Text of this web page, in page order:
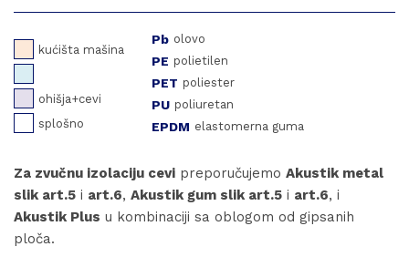
kućišta mašina
ohišja+cevi
splošno
Pb olovo
PE polietilen
PET poliester
PU poliuretan
EPDM elastomerna guma
Za zvučnu izolaciju cevi preporučujemo Akustik metal
slik art.5 i art.6, Akustik gum slik art.5 i art.6, i
Akustik Plus u kombinaciji sa oblogom od gipsanih
ploča.